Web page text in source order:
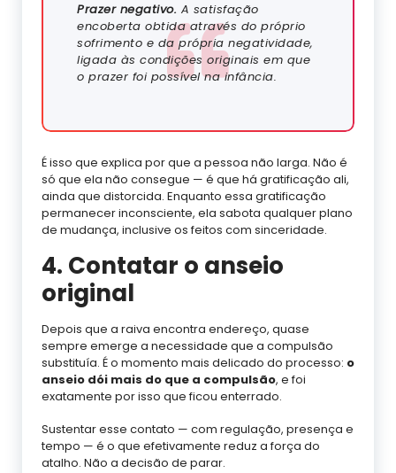
Prazer negativo. A satisfação
encoberta obtida através do próprio
sofrimento e da própria negatividade,
ligada às condições originais em que
o prazer foi possível na infância.
É isso que explica por que a pessoa não larga. Não é
só que ela não consegue — é que há gratificação ali,
ainda que distorcida. Enquanto essa gratificação
permanecer inconsciente, ela sabota qualquer plano
de mudança, inclusive os feitos com sinceridade.
4. Contatar o anseio
original
Depois que a raiva encontra endereço, quase
sempre emerge a necessidade que a compulsão
substituía. É o momento mais delicado do processo: o
anseio dói mais do que a compulsão, e foi
exatamente por isso que ficou enterrado.
Sustentar esse contato — com regulação, presença e
tempo — é o que efetivamente reduz a força do
atalho. Não a decisão de parar.